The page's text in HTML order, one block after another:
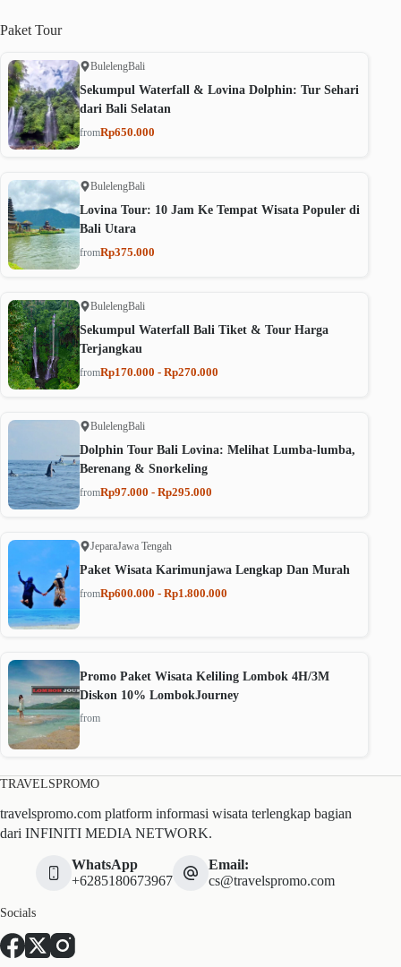
Paket Tour
BulelengBali
Sekumpul Waterfall & Lovina Dolphin: Tur Sehari
dari Bali Selatan
fromRp650.000
BulelengBali
Lovina Tour: 10 Jam Ke Tempat Wisata Populer di
Bali Utara
fromRp375.000
BulelengBali
Sekumpul Waterfall Bali Tiket & Tour Harga
Terjangkau
fromRp170.000 - Rp270.000
BulelengBali
Dolphin Tour Bali Lovina: Melihat Lumba-lumba,
Berenang & Snorkeling
fromRp97.000 - Rp295.000
JeparaJawa Tengah
Paket Wisata Karimunjawa Lengkap Dan Murah
fromRp600.000 - Rp1.800.000
Promo Paket Wisata Keliling Lombok 4H/3M
Diskon 10% LombokJourney
from
TRAVELSPROMO
travelspromo.com platform informasi wisata terlengkap bagian
dari INFINITI MEDIA NETWORK.
WhatsApp
+6285180673967
Email:
cs@travelspromo.com
Socials